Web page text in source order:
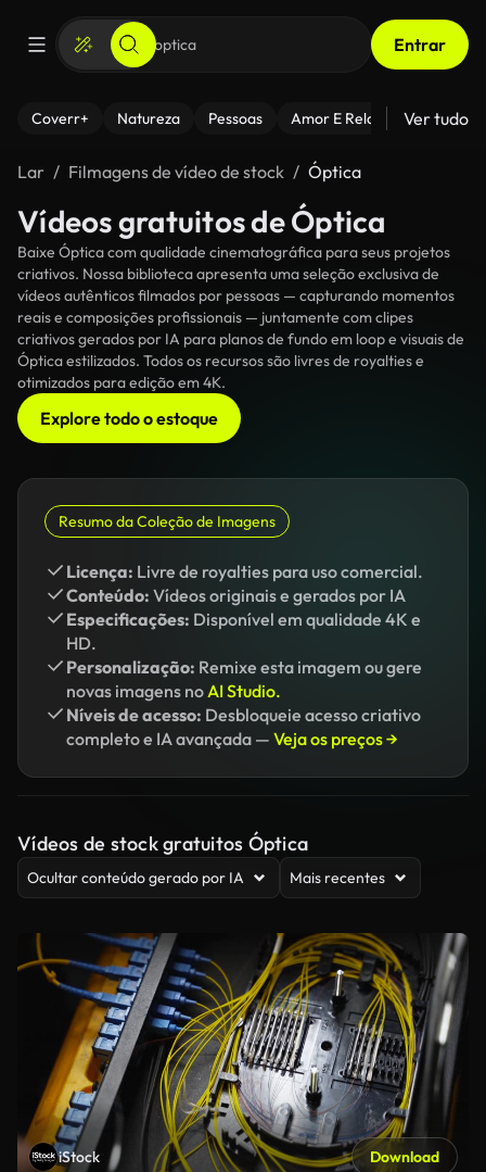
Entrar
Coverr+ Natureza Pessoas Amor E Relacionamentos
Ver tudo
Lar Filmagens de vídeo de stock Óptica
Vídeos gratuitos de Óptica
Baixe Óptica com qualidade cinematográfica para seus projetos
criativos. Nossa biblioteca apresenta uma seleção exclusiva de
vídeos autênticos filmados por pessoas — capturando momentos
reais e composições profissionais — juntamente com clipes
criativos gerados por IA para planos de fundo em loop e visuais de
Óptica estilizados. Todos os recursos são livres de royalties e
otimizados para edição em 4K.
Explore todo o estoque
Resumo da Coleção de Imagens
Licença: Livre de royalties para uso comercial.
Conteúdo: Vídeos originais e gerados por IA
Especificações: Disponível em qualidade 4K e
HD.
Personalização: Remixe esta imagem ou gere
novas imagens noAI Studio.
Níveis de acesso: Desbloqueie acesso criativo
completo e IA avançada — Veja os preços →
Vídeos de stock gratuitos Óptica
Ocultar conteúdo gerado por IA Mais recentes
iStock Download